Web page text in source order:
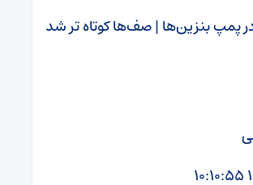
پمپ بنزین‌ها | صف‌ها کوتاه تر شد